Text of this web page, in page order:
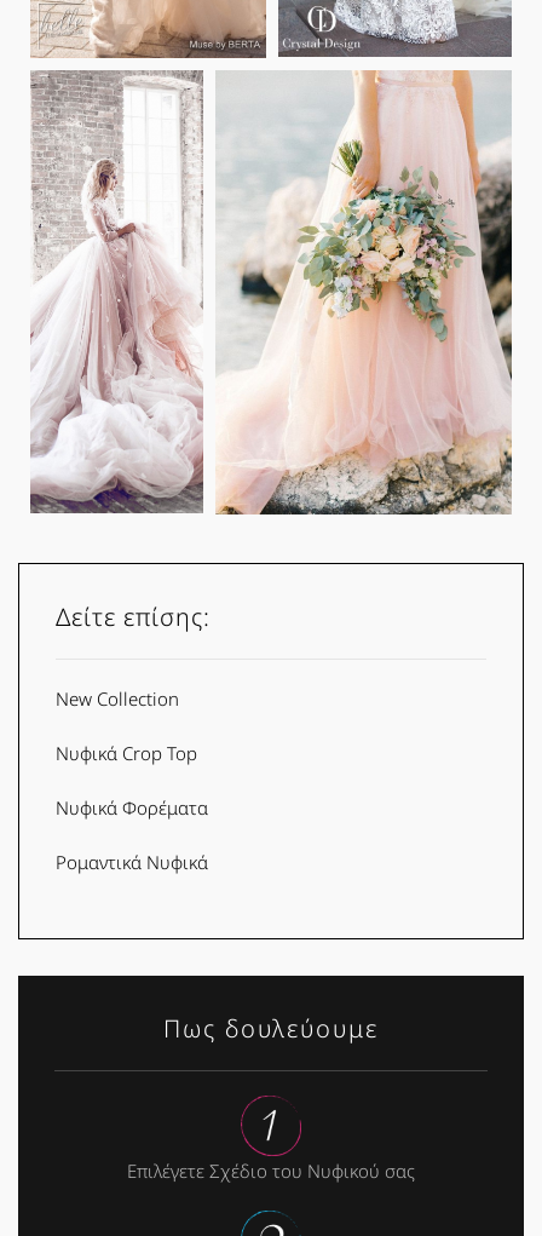
Δείτε επίσης:
New Collection
Νυφικά Crop Top
Νυφικά Φορέματα
Ρομαντικά Νυφικά
Πως δουλεύουμε
Επιλέγετε Σχέδιο του Νυφικού σας